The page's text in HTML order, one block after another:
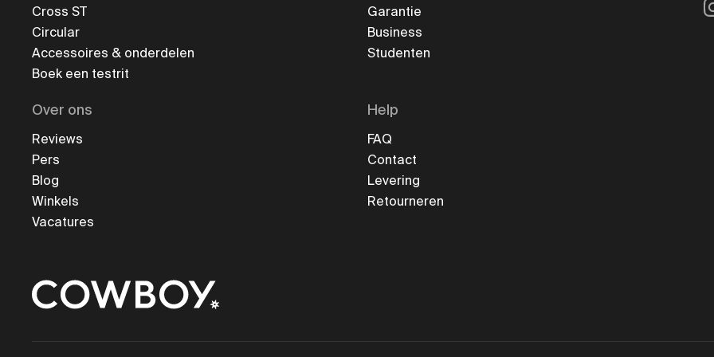
Cross ST
Circular
Accessoires & onderdelen
Boek een testrit
Garantie
Business
Studenten
Over ons
Reviews
Pers
Blog
Winkels
Vacatures
Help
FAQ
Contact
Levering
Retourneren